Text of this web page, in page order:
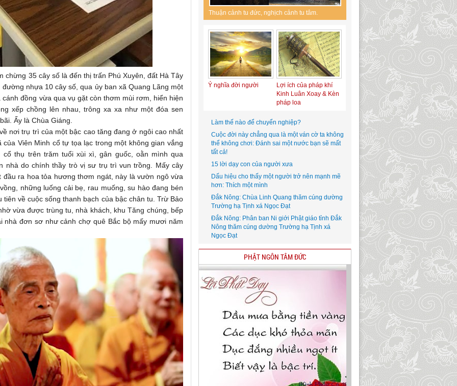
chừng 35 cây số là đến thị trấn Phú Xuyên, đất Hà Tây
nhựa 10 cây số, qua ủy ban xã Quang Lãng một
đồng vừa qua vụ gặt còn thơm mùi rơm, hiển hiện
xếp chồng lên nhau, trông xa xa như một đóa sen
Ấy là Chùa Giáng.
nơi trụ trì của một bậc cao tăng đang ở ngôi cao nhất
Viên Minh cổ tự tọa lạc trong một không gian vắng
thụ trên trăm tuổi xùi xì, gân guốc, oằn mình qua
nhà do chính thầy trò vị sư trụ trì vun trồng. Mấy cây
ra hoa tỏa hương thơm ngát, này là vườn ngô vừa
những luống cải bẹ, rau muống, su hào đang bén
về cuộc sống thanh bạch của bậc chân tu. Trừ Bảo
vừa được trùng tu, nhà khách, khu Tăng chúng, bếp
nhà đơn sơ như cảnh chợ quê Bắc bộ mấy mươi năm
Thuận cảnh tu đức, nghịch cảnh tu tâm.
Ý nghĩa đời người
Lợi ích của pháp khí
Kinh Luân Xoay & Kèn
pháp loa
Làm thế nào để chuyển nghiệp?
Cuộc đời này chẳng qua là một ván cờ ta không
thể không chơi: Đánh sai một nước bạn sẽ mất
tất cả!
15 lời dạy con của người xưa
Dấu hiệu cho thấy một người trở nên mạnh mẽ
hơn: Thích một mình
Đắk Nông: Chùa Linh Quang thăm cúng dường
Trường hạ Tịnh xá Ngọc Đạt
Đắk Nông: Phân ban Ni giới Phật giáo tỉnh Đắk
Nông thăm cúng dường Trường hạ Tịnh xá
Ngọc Đạt
PHẬT NGÔN TÂM ĐỨC